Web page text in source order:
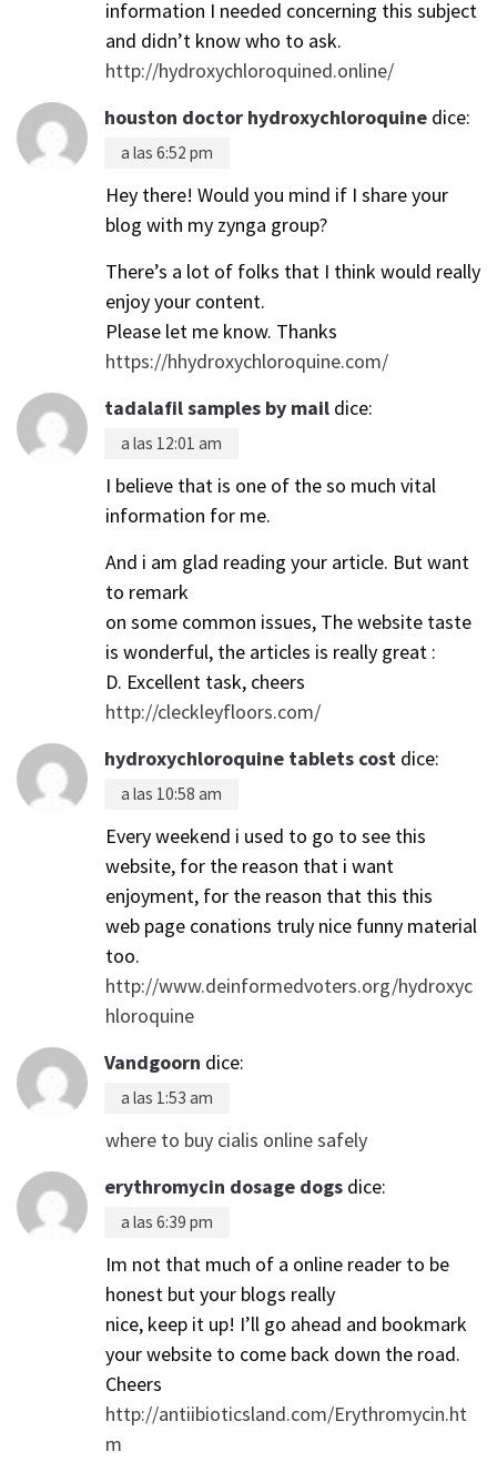
information I needed concerning this subject
and didn’t know who to ask.
http://hydroxychloroquined.online/
houston doctor hydroxychloroquine dice:
a las 6:52 pm
Hey there! Would you mind if I share your
blog with my zynga group?
There’s a lot of folks that I think would really
enjoy your content.
Please let me know. Thanks
https://hhydroxychloroquine.com/
tadalafil samples by mail dice:
a las 12:01 am
I believe that is one of the so much vital
information for me.
And i am glad reading your article. But want
to remark
on some common issues, The website taste
is wonderful, the articles is really great :
D. Excellent task, cheers
http://cleckleyfloors.com/
hydroxychloroquine tablets cost dice:
a las 10:58 am
Every weekend i used to go to see this
website, for the reason that i want
enjoyment, for the reason that this this
web page conations truly nice funny material
too.
http://www.deinformedvoters.org/hydroxyc
hloroquine
Vandgoorn dice:
a las 1:53 am
where to buy cialis online safely
erythromycin dosage dogs dice:
a las 6:39 pm
Im not that much of a online reader to be
honest but your blogs really
nice, keep it up! I’ll go ahead and bookmark
your website to come back down the road.
Cheers
http://antiibioticsland.com/Erythromycin.ht
m